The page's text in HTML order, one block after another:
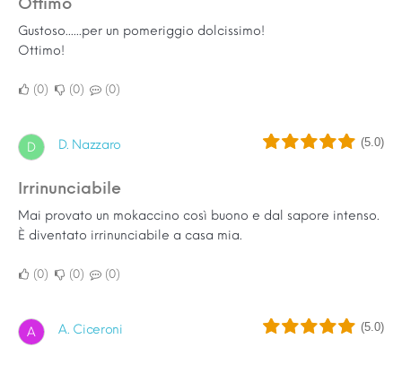
Gustoso......per un pomeriggio dolcissimo!
Ottimo!
0 0 0
D D. Nazzaro (5.0)
Irrinunciabile
Mai provato un mokaccino così buono e dal sapore intenso.
È diventato irrinunciabile a casa mia.
0 0 0
A A. Ciceroni (5.0)